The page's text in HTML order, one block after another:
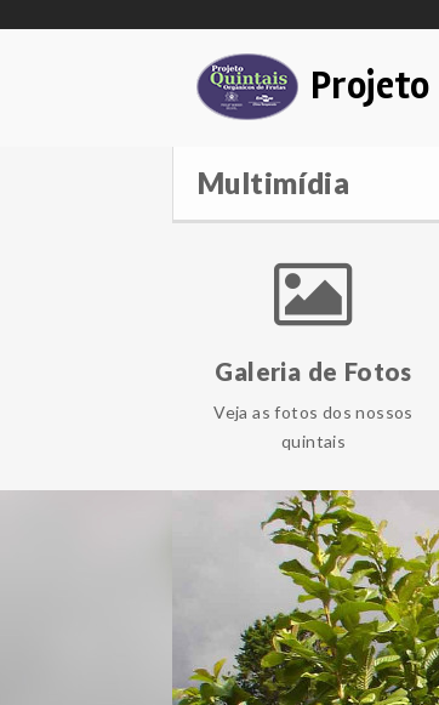
Projeto
Multimídia
Galeria de Fotos
Veja as fotos dos nossos
quintais